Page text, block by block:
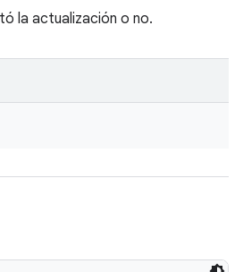
la actualización o no.